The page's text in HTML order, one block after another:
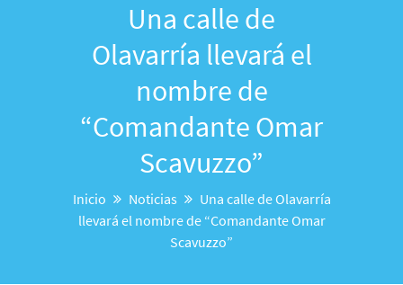
Una calle de
Olavarría llevará el
nombre de
“Comandante Omar
Scavuzzo”
Inicio Noticias
Una calle de Olavarría
llevará el nombre de “Comandante Omar
Scavuzzo”